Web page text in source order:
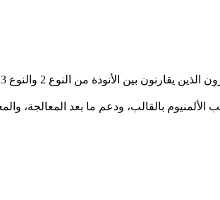
الذين يقارنون بين الأنودة من النوع 2 والنوع 3
الألمنيوم بالقالب، ودعم ما بعد المعالجة،